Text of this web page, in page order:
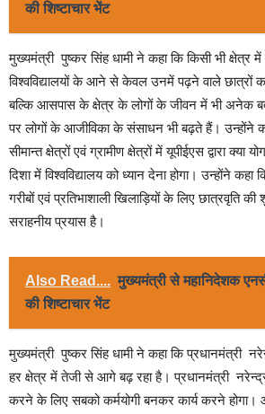
की शिष्टाचार भेंट
मुख्यमंत्री पुष्कर सिंह धामी ने कहा कि किसी भी क्षेत्र
विश्वविद्यालयों के आने से केवल उनमें पढ़ने वाले छात्रों
बल्कि आसपास के क्षेत्र के लोगों के जीवन में भी अनेक
पर लोगों के आजीविका के संसाधन भी बढ़ते हैं। उन्होंने
सीमान्त क्षेत्रों एवं ग्रामीण क्षेत्रों में यूपीईएस द्वारा क्या
दिशा में विश्वविद्यालय को ध्यान देना होगा। उन्होंने कहा
गरीबों एवं प्रतिभाशाली खिलाड़ियों के लिए छात्रवृति
सराहनीय प्रयास है।
Also Read.... मुख्यमंत्री से महानिदेशक
की शिष्टाचार भेंट
मुख्यमंत्री पुष्कर सिंह धामी ने कहा कि प्रधानमंत्री
हर क्षेत्र में तेजी से आगे बढ़ रहा है। प्रधानमंत्री
करने के लिए सबको कर्मयोगी बनकर कार्य करने होगा।